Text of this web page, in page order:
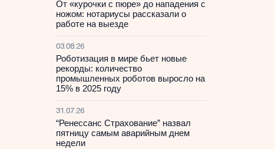
От «курочки с пюре» до нападения с
ножом: нотариусы рассказали о
работе на выезде
03.08.26
Роботизация в мире бьет новые
рекорды: количество
промышленных роботов выросло на
15% в 2025 году
31.07.26
“Ренессанс Страхование” назвал
пятницу самым аварийным днем
недели